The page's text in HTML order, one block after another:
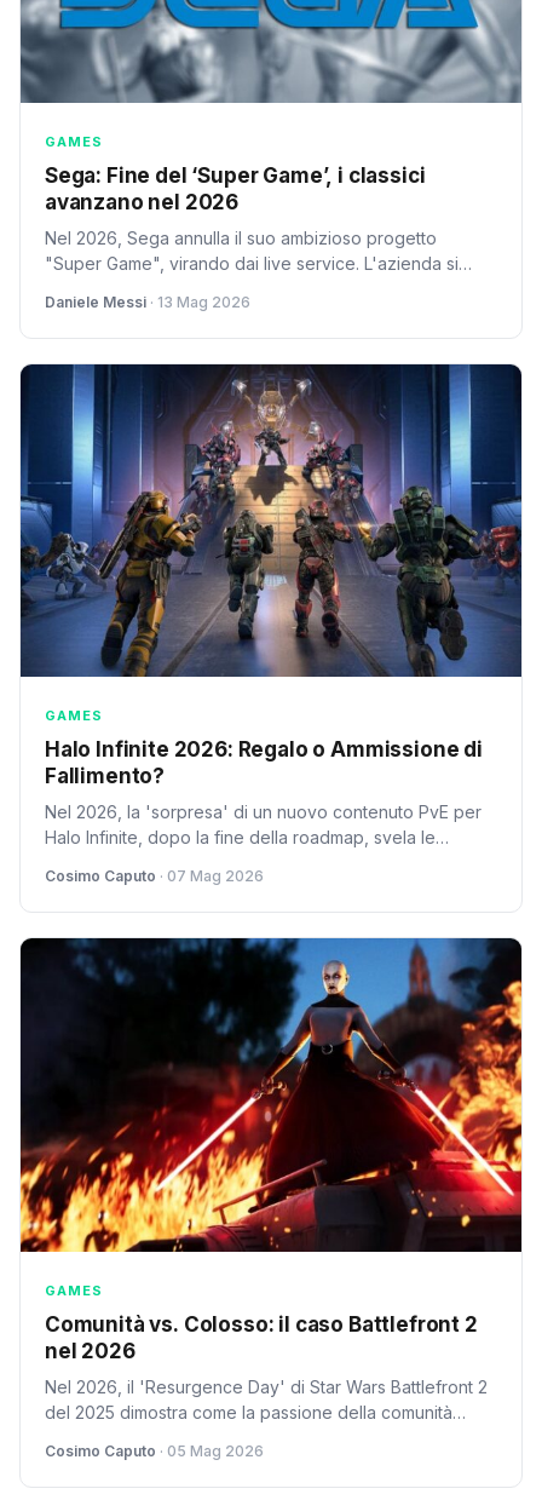
GAMES
Sega: Fine del ‘Super Game’, i classici
avanzano nel 2026
Nel 2026, Sega annulla il suo ambizioso progetto
"Super Game", virando dai live service. L'azienda si
Golden Axe.
Daniele Messi · 13 Mag 2026
GAMES
Halo Infinite 2026: Regalo o Ammissione di
Fallimento?
Nel 2026, la 'sorpresa' di un nuovo contenuto PvE per
Halo Infinite, dopo la fine della roadmap, svela le
dei publisher.
Cosimo Caputo · 07 Mag 2026
GAMES
Comunità vs. Colosso: il caso Battlefront 2
nel 2026
Nel 2026, il 'Resurgence Day' di Star Wars Battlefront 2
del 2025 dimostra come la passione della comunità
publisher ascoltano davvero.
Cosimo Caputo · 05 Mag 2026